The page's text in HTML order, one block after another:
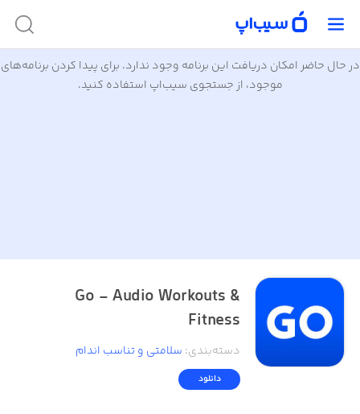
در حال حاضر امکان دریافت این برنامه وجود ندارد. برای پیدا کردن برنامه‌های
موجود، از جستجوی سیب‌اپ استفاده کنید.
Go - Audio Workouts &
Fitness
دسته‌بندی: سلامتی و تناسب اندام
دانلود